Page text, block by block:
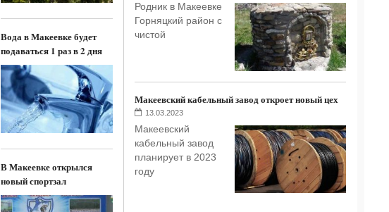
Вода в Макеевке будет
подаваться 1 раз в 2 дня
В Макеевке открылся
новый спортзал
Родник в Макеевке
Горняцкий район с
чистой
Макеевский кабельный завод откроет новый цех
13.03.2023
Макеевский
кабельный завод
планирует в 2023
году